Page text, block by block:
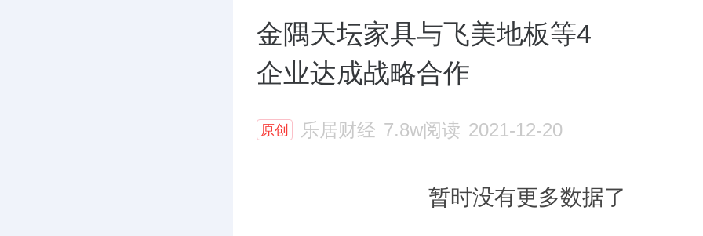
为引领的科技型家居产业集团，国
金隅天坛家具与飞美地板等4
企业达成战略合作
原创 乐居财经 7.8w阅读 2021-12-20
暂时没有更多数据了